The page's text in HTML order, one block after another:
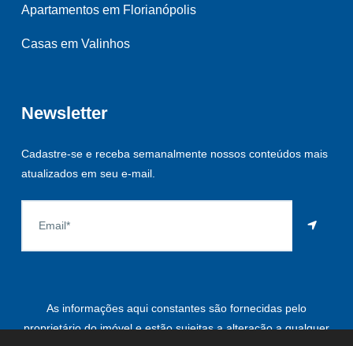
Apartamentos em Florianópolis
Casas em Valinhos
Newsletter
Cadastre-se e receba semanalmente nossos conteúdos mais
atualizados em seu e-mail.
As informações aqui constantes são fornecidas pelo
proprietário do imóvel e estão sujeitas a alteração a qualquer